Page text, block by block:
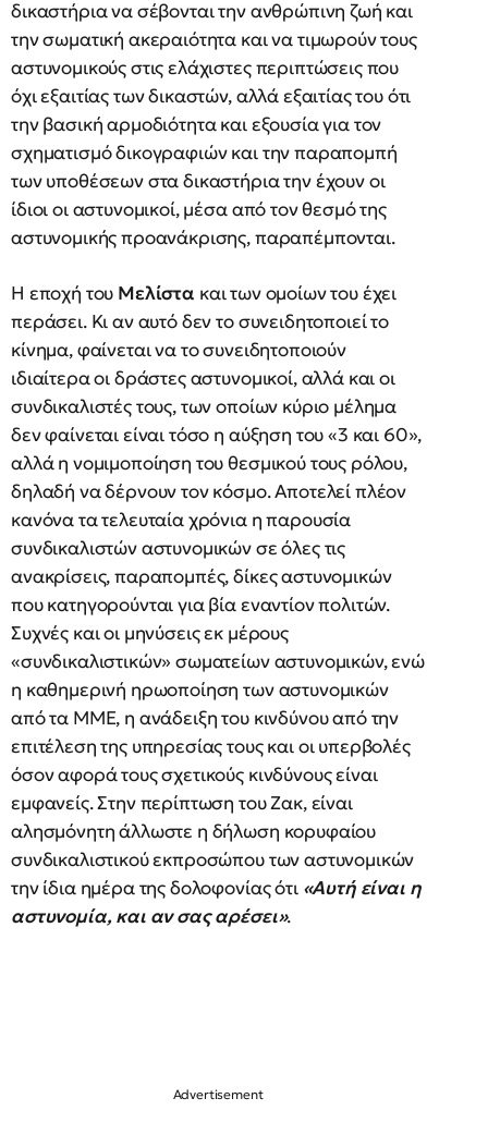
δικαστήρια να σέβονται την ανθρώπινη ζωή και
την σωματική ακεραιότητα και να τιμωρούν τους
αστυνομικούς στις ελάχιστες περιπτώσεις που
όχι εξαιτίας των δικαστών, αλλά εξαιτίας του ότι
την βασική αρμοδιότητα και εξουσία για τον
σχηματισμό δικογραφιών και την παραπομπή
των υποθέσεων στα δικαστήρια την έχουν οι
ίδιοι οι αστυνομικοί, μέσα από τον θεσμό της
αστυνομικής προανάκρισης, παραπέμπονται.
Η εποχή του Μελίστα και των ομοίων του έχει
περάσει. Κι αν αυτό δεν το συνειδητοποιεί το
κίνημα, φαίνεται να το συνειδητοποιούν
ιδιαίτερα οι δράστες αστυνομικοί, αλλά και οι
συνδικαλιστές τους, των οποίων κύριο μέλημα
δεν φαίνεται είναι τόσο η αύξηση του «3 και 60»,
αλλά η νομιμοποίηση του θεσμικού τους ρόλου,
δηλαδή να δέρνουν τον κόσμο. Αποτελεί πλέον
κανόνα τα τελευταία χρόνια η παρουσία
συνδικαλιστών αστυνομικών σε όλες τις
ανακρίσεις, παραπομπές, δίκες αστυνομικών
που κατηγορούνται για βία εναντίον πολιτών.
Συχνές και οι μηνύσεις εκ μέρους
«συνδικαλιστικών» σωματείων αστυνομικών, ενώ
η καθημερινή ηρωοποίηση των αστυνομικών
από τα ΜΜΕ, η ανάδειξη του κινδύνου από την
επιτέλεση της υπηρεσίας τους και οι υπερβολές
όσον αφορά τους σχετικούς κινδύνους είναι
εμφανείς. Στην περίπτωση του Ζακ, είναι
αλησμόνητη άλλωστε η δήλωση κορυφαίου
συνδικαλιστικού εκπροσώπου των αστυνομικών
την ίδια ημέρα της δολοφονίας ότι «Αυτή είναι η
αστυνομία, και αν σας αρέσει».